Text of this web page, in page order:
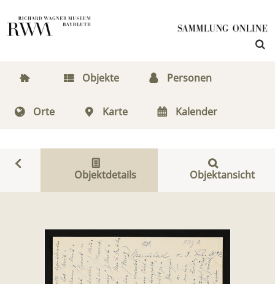
Objekte Personen
Orte Karte Kalender
Objektdetails Objektansicht